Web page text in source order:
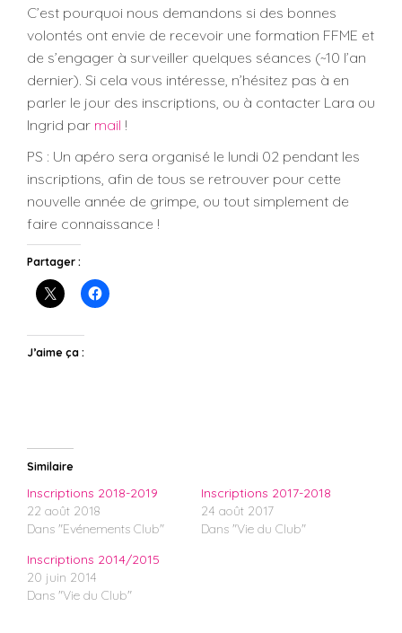
C’est pourquoi nous demandons si des bonnes
volontés ont envie de recevoir une formation FFME et
de s’engager à surveiller quelques séances (~10 l’an
dernier). Si cela vous intéresse, n’hésitez pas à en
parler le jour des inscriptions, ou à contacter Lara ou
Ingrid par mail !
PS : Un apéro sera organisé le lundi 02 pendant les
inscriptions, afin de tous se retrouver pour cette
nouvelle année de grimpe, ou tout simplement de
faire connaissance !
Partager :
J’aime ça :
Similaire
Inscriptions 2018-2019
22 août 2018
Dans "Evénements Club"
Inscriptions 2017-2018
24 août 2017
Dans "Vie du Club"
Inscriptions 2014/2015
20 juin 2014
Dans "Vie du Club"